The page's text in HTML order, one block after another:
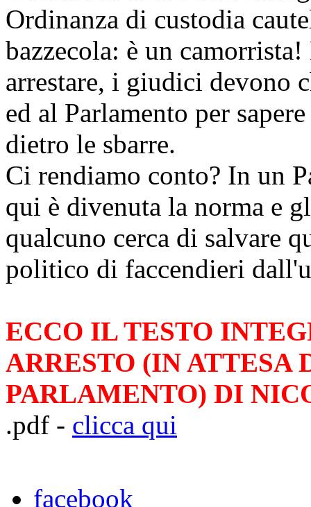
Ordinanza di custodia
bazzecola: è un
arrestare, i giudici devono
ed al Parlamento per
dietro le sbarre.
Ci rendiamo conto? In un
qui è divenuta la norma e
qualcuno cerca di salvare
politico di faccendieri
ECCO IL TESTO
ARRESTO (IN
PARLAMENTO) DI
.pdf - clicca qui
facebook